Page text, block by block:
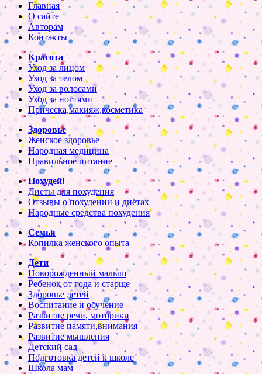
Главная
О сайте
Авторам
Контакты
Красота
Уход за лицом
Уход за телом
Уход за волосами
Уход за ногтями
Прическа,макияж,косметика
Здоровье
Женское здоровье
Народная медицина
Правильное питание
Похудей!
Диеты для похудения
Отзывы о похудении и диетах
Народные средства похудения
Семья
Копилка женского опыта
Дети
Новорожденный малыш
Ребенок от года и старше
Здоровье детей
Воспитание и обучение
Развитие речи, моторики
Развитие памяти,внимания
Развитие мышления
Детский сад
Подготовка детей к школе
Школа мам